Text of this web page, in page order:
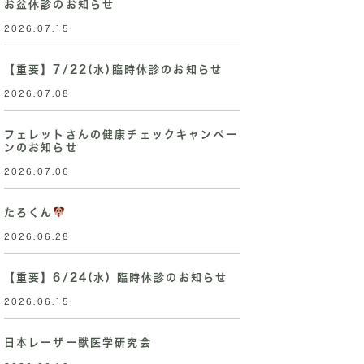
お盆休診のお知らせ
2026.07.15
【重要】7/22(水)臨時休診のお知らせ
2026.07.08
フェレットさんの健康チェックキャンペー
ンのお知らせ
2026.07.06
たろくん
2026.06.28
【重要】6/24(水) 臨時休診のお知らせ
2026.06.15
日本レーザー獣医学研究会